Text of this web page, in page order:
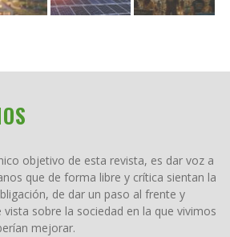
objetivo de esta revista, es dar voz a
que de forma libre y crítica sientan la
de dar un paso al frente y
sobre la sociedad en la que vivimos
mejorar.